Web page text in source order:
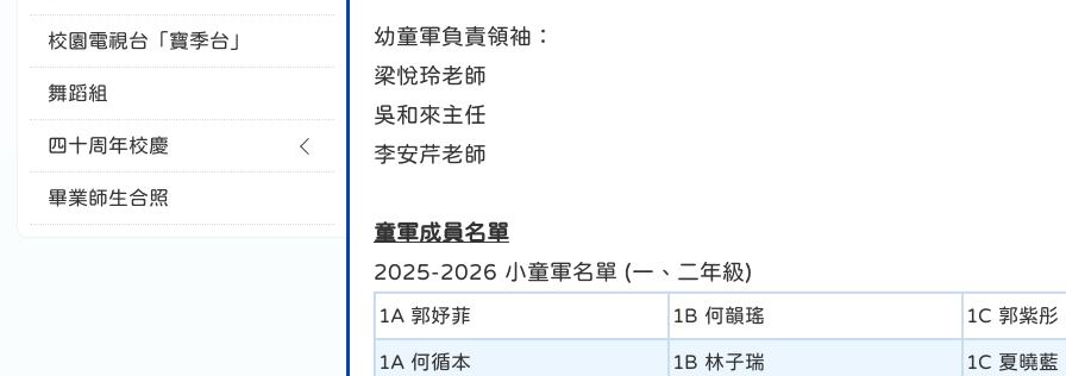
幼童軍負責領袖：
梁悅玲老師
吳和來主任
李安芹老師
童軍成員名單
2025-2026 小童軍名單 (一、二年級)
1A 郭妤菲 1B 何韻瑤 1C 郭紫彤
1A 何循本 1B 林子瑞 1C 夏曉藍
校園電視台「寶季台」
舞蹈組
四十周年校慶
畢業師生合照